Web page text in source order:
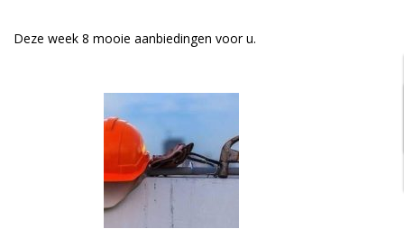
Deze week 8 mooie aanbiedingen voor u.